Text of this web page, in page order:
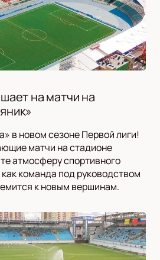
на матчи на
в новом сезоне Первой лиги!
матчи на стадионе
атмосферу спортивного
команда под руководством
к новым вершинам.